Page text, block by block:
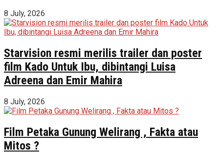
8 July, 2026
Starvision resmi merilis trailer dan poster
film Kado Untuk Ibu, dibintangi Luisa
Adreena dan Emir Mahira
8 July, 2026
Film Petaka Gunung Welirang , Fakta atau
Mitos ?